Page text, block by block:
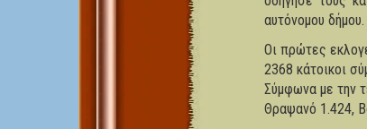
αυτόνομου δήμου.
Οι πρώτες
2368 κάτοικοι
Σύμφωνα με την
Θραψανό 1.424,